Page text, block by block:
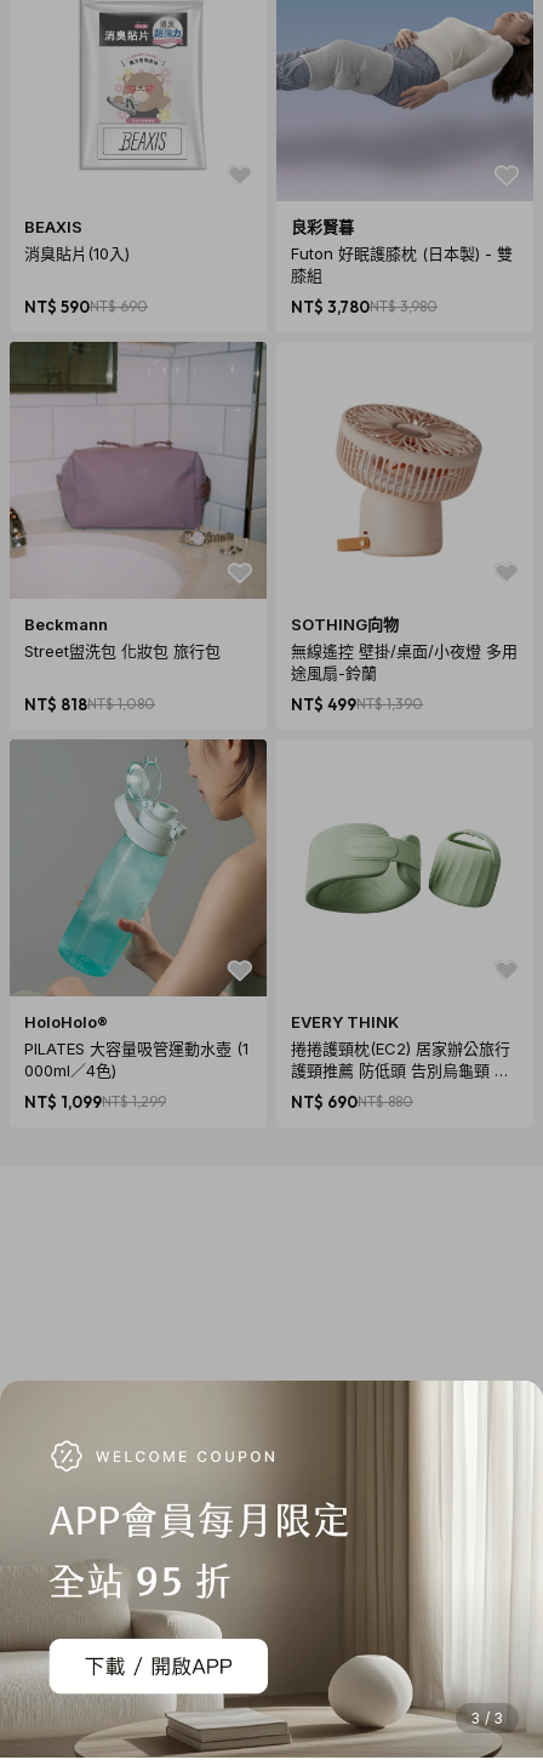
重量：180g
內容物：交流變壓器、保護蓋、清潔刷
BEAXIS
消臭貼片(10入)
NT$ 590NT$ 690
良彩賢暮
Futon 好眠護膝枕 (日本製) - 雙
膝組
NT$ 3,780NT$ 3,980
Beckmann
Street盥洗包 化妝包 旅行包
NT$ 818NT$ 1,080
SOTHING向物
無線遙控 壁掛/桌面/小夜燈 多用
途風扇-鈴蘭
NT$ 499NT$ 1,390
HoloHolo®
PILATES 大容量吸管運動水壺 (1
000ml／4色)
NT$ 1,099NT$ 1,299
EVERY THINK
捲捲護頸枕(EC2) 居家辦公旅行
護頸推薦 防低頭 告別烏龜頸 頸
椎養護 多色可選
NT$ 690NT$ 880
3 / 3